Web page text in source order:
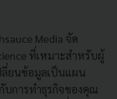
Media จัด
ที่เหมาะสำหรับผู้
ยนข้อมูลเป็นแผน
บการทำธุรกิจของคุณ